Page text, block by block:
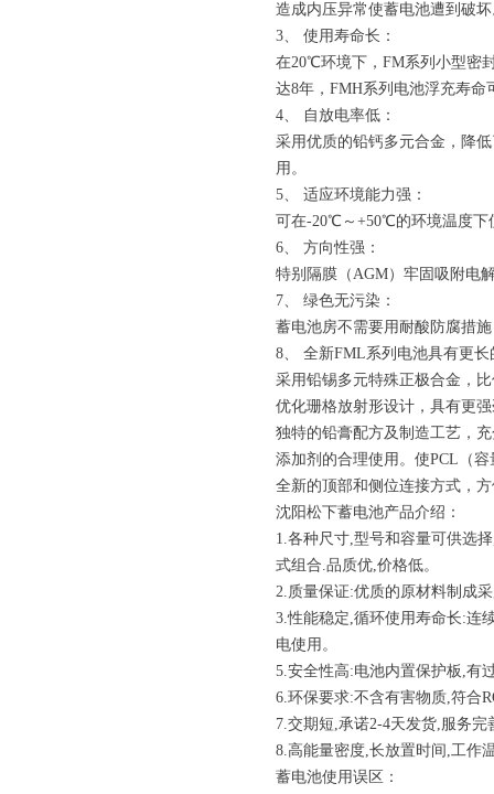
造成内压异常使蓄电池遭到破
3、 使用寿命长：
在20℃环境下，FM系列小型密
达8年，FMH系列电池浮充寿命
4、 自放电率低：
采用优质的铅钙多元合金，降
用。
5、 适应环境能力强：
可在-20℃～+50℃的环境温度下
6、 方向性强：
特别隔膜（AGM）牢固吸附电
7、 绿色无污染：
蓄电池房不需要用耐酸防腐措
8、 全新FML系列电池具有更
采用铅锡多元特殊正极合金，
优化珊格放射形设计，具有更
独特的铅膏配方及制造工艺，
添加剂的合理使用。使PCL（
全新的顶部和侧位连接方式，
沈阳松下蓄电池产品介绍：
1.各种尺寸,型号和容量可供选
式组合.品质优,价格低。
2.质量保证:优质的原材料制成
3.性能稳定,循环使用寿命长:连
电使用。
5.安全性高:电池内置保护板,有
6.环保要求:不含有害物质,符合
7.交期短,承诺2-4天发货,服务完
8.高能量密度,长放置时间,工作
蓄电池使用误区：